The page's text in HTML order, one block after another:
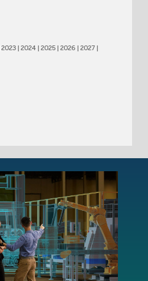
2023| 2024| 2025| 2026| 2027|